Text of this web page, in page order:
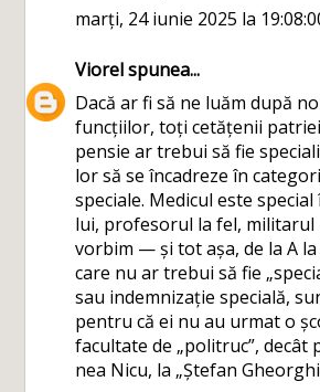
marți, 24 iunie 2025 la
Viorelspunea...
Dacă ar fi să ne luăm după
funcțiilor, toți cetățenii
pensie ar trebui să fie
lor să se încadreze în
speciale. Medicul este
lui, profesorul la fel,
vorbim — și tot așa, de la A la
care nu ar trebui să fie
sau indemnizație specială,
pentru că ei nu au urmat o
facultate de „politruc”, decât
nea Nicu, la „Ștefan